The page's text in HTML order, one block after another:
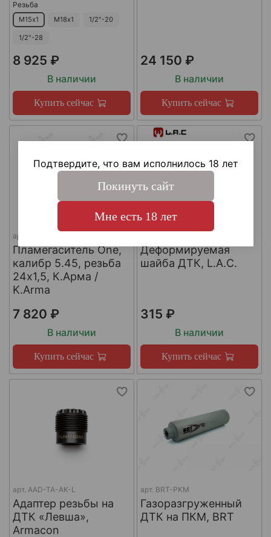
Резьба
М15х1 М18х1 1/2"-20
1/2"-28
8 925 ₽
В наличии
Купить сейчас
24 150 ₽
В наличии
Купить сейчас
арт.
Пламегаситель One,
калибр 5.45, резьба
24х1,5, К.Арма /
K.Arma
7 820 ₽
В наличии
Купить сейчас
Деформируемая
шайба ДТК, L.A.C.
315 ₽
В наличии
Купить сейчас
арт. AAD-TA-AK-L
Адаптер резьбы на
ДТК «Левша»,
Armacon
арт. BRT-PKM
Газоразгруженный
ДТК на ПКМ, BRT
Подтвердите, что вам исполнилось 18 лет
Покинуть сайт
Мне есть 18 лет